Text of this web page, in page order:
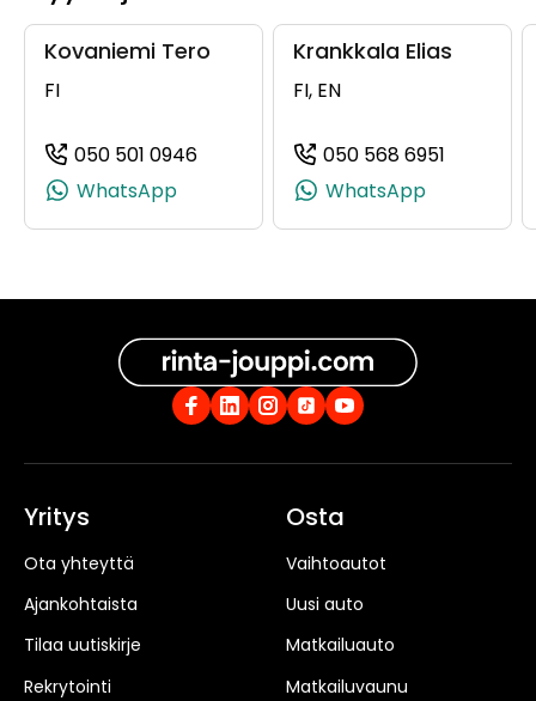
Kovaniemi Tero
FI
050 501 0946
(+358505010946, 0505010946,
WhatsApp
Krankkala Elias
FI, EN
050 568 6951
WhatsApp
Yritys
Ota yhteyttä
Ajankohtaista
Tilaa uutiskirje
Rekrytointi
Osta
Vaihtoautot
Uusi auto
Matkailuauto
Matkailuvaunu